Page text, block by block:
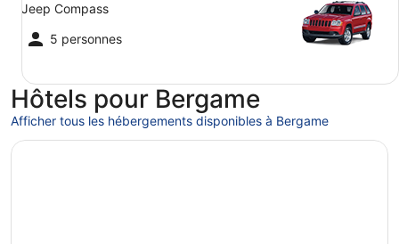
Jeep Compass
5 personnes
Hôtels pour Bergame
Afficher tous les hébergements disponibles à Bergame
S’ouvre dans une nouvelle fenêtre
Hotel Excelsior San Marco